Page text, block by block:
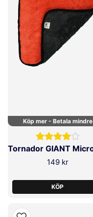
Köp mer - Betala mindre
149 kr
KÖP